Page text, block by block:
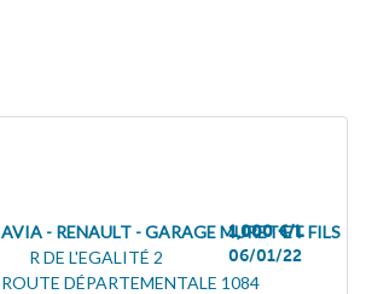
AVIA - RENAULT - GARAGE MURET ET FILS
R DE L'EGALITÉ 2
ROUTE DÉPARTEMENTALE 1084
1,000 €/L
06/01/22